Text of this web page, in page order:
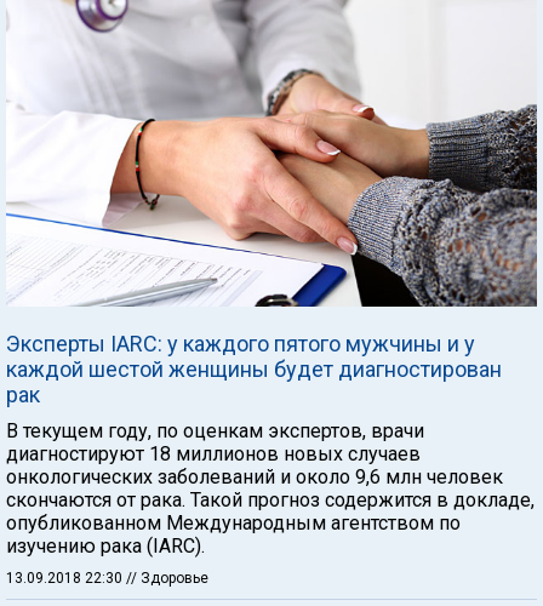
Эксперты IARC: у каждого пятого мужчины и у
каждой шестой женщины будет диагностирован
рак
В текущем году, по оценкам экспертов, врачи
диагностируют 18 миллионов новых случаев
онкологических заболеваний и около 9,6 млн человек
скончаются от рака. Такой прогноз содержится в докладе,
опубликованном Международным агентством по
изучению рака (IARC).
13.09.2018 22:30 // Здоровье